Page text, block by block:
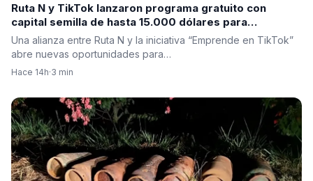
Ruta N y TikTok lanzaron programa gratuito con
capital semilla de hasta 15.000 dólares para
emprendedores de Medellín
Una alianza entre Ruta N y la iniciativa “Emprende en TikTok”
abre nuevas oportunidades para…
Hace 14h·3 min